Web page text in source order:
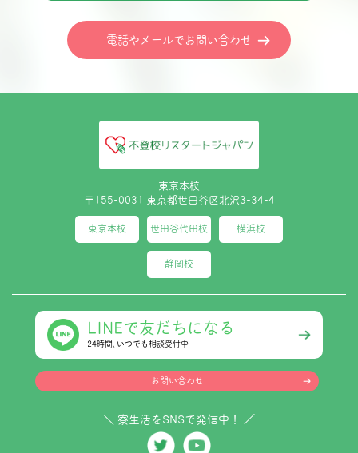
電話やメールでお問い合わせ
東京本校
〒155-0031 東京都世田谷区北沢3-34-4
東京本校 世田谷代田校 横浜校
静岡校
LINEで友だちになる
24時間､いつでも相談受付中
お問い合わせ
＼ 寮生活をSNSで発信中！ ／